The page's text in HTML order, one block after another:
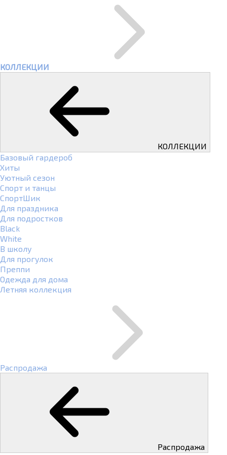
КОЛЛЕКЦИИ
КОЛЛЕКЦИИ
Базовый гардероб
Хиты
Уютный сезон
Спорт и танцы
СпортШик
Для праздника
Для подростков
Black
White
В школу
Для прогулок
Преппи
Одежда для дома
Летняя коллекция
Распродажа
Распродажа